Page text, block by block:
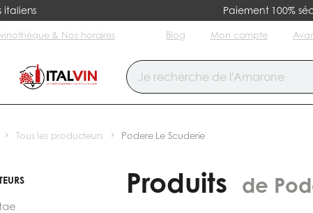
italiens Paiement 100%
& Nos horaires Blog Mon compte
Tous les producteurs Podere Le Scuderie
Produits de